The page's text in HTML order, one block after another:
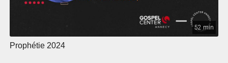
52 min
Prophétie 2024